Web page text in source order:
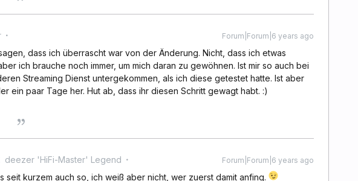
Forum|Forum|6 years ago
dass ich überrascht war von der Änderung. Nicht, dass ich etwas
ich brauche noch immer, um mich daran zu gewöhnen. Ist mir so auch bei
Streaming Dienst untergekommen, als ich diese getestet hatte. Ist aber
ein paar Tage her. Hut ab, dass ihr diesen Schritt gewagt habt. :)
deezer 'HiFi-Master' Legend Forum|Forum|6 years ago
seit kurzem auch so, ich weiß aber nicht, wer zuerst damit anfing.